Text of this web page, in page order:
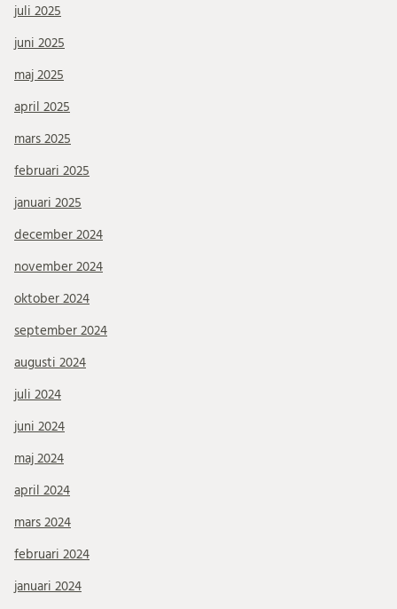
juli 2025
juni 2025
maj 2025
april 2025
mars 2025
februari 2025
januari 2025
december 2024
november 2024
oktober 2024
september 2024
augusti 2024
juli 2024
juni 2024
maj 2024
april 2024
mars 2024
februari 2024
januari 2024